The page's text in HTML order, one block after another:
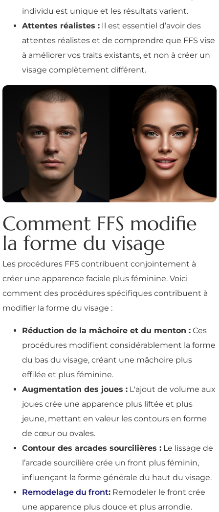
individu est unique et les résultats varient.
Attentes réalistes : Il est essentiel d’avoir des
attentes réalistes et de comprendre que FFS vise
à améliorer vos traits existants, et non à créer un
visage complètement différent.
Comment FFS modifie
la forme du visage
Les procédures FFS contribuent conjointement à
créer une apparence faciale plus féminine. Voici
comment des procédures spécifiques contribuent à
modifier la forme du visage :
Réduction de la mâchoire et du menton : Ces
procédures modifient considérablement la forme
du bas du visage, créant une mâchoire plus
effilée et plus féminine.
Augmentation des joues : L'ajout de volume aux
joues crée une apparence plus liftée et plus
jeune, mettant en valeur les contours en forme
de cœur ou ovales.
Contour des arcades sourcilières : Le lissage de
l’arcade sourcilière crée un front plus féminin,
influençant la forme générale du haut du visage.
Remodelage du front: Remodeler le front crée
une apparence plus douce et plus arrondie.